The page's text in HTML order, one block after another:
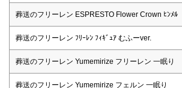
葬送のフリーレン ESPRESTO Flower Crown ﾋﾝﾒﾙ
葬送のフリーレン ﾌﾘｰﾚﾝ ﾌｨｷﾞｭｱ むふーver.
葬送のフリーレン Yumemirize フリーレン 一眠り
葬送のフリーレン Yumemirize フェルン 一眠り